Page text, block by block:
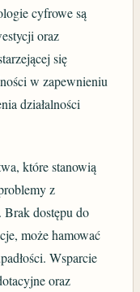
cyfrowe są
oraz
się
w zapewnieniu
działalności
które stanowią
z
. Brak dostępu do
może hamować
Wsparcie
oraz